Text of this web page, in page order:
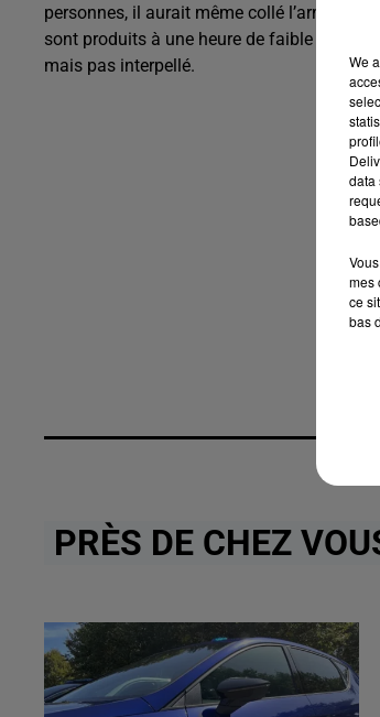
personnes, il aurait même collé l’arme sur
sont produits à une heure de faible
mais pas interpellé.
PRÈS DE CHEZ
We
data
mes
ce
bas